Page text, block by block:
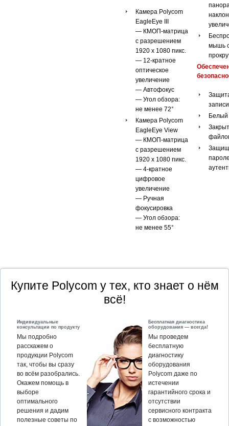
Камера Polycom
EagleEye III
— КМОП-матрица
с разрешением
1920 x 1080 пикс.
— 12-кратное
оптическое
увеличение
— Автофокус
— Угол обзора:
не менее 72°
Камера Polycom
EagleEye View
— КМОП-матрица
с разрешением
1920 x 1080 пикс.
— 4-кратное
цифровое
увеличение
— Ручная
фокусировка
— Угол обзора:
не менее 55°
мышь
записи
Белый
Купите Polycom у тех, кто знает о нём
всё!
Индивидуальные
консультации по продукту
Мы подробно
расскажем о
продукции Polycom
так, чтобы вы сразу
во всём разобрались.
Окажем помощь в
выборе
оптимального
решения и дадим
полезные советы по
Бесплатная диагностика
оборудования — всегда!
Мы проведем
бесплатную
диагностику
оборудования
Polycom даже по
истечении
гарантийного срока и
отсутствии
сервисного контракта
с возможностью